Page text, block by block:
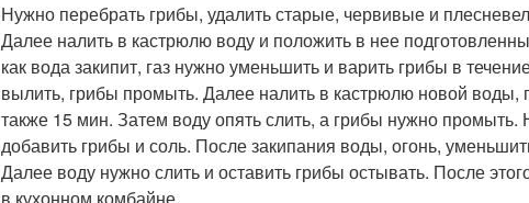
Нужно перебрать грибы, удалить старые, червивые и
Далее налить в кастрюлю воду и положить в нее
как вода закипит, газ нужно уменьшить и варить грибы в
вылить, грибы промыть. Далее налить в кастрюлю новой воды,
также 15 мин. Затем воду опять слить, а грибы нужно
добавить грибы и соль. После закипания воды, огонь,
Далее воду нужно слить и оставить грибы остывать. После